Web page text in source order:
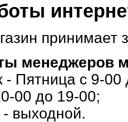
принимает
менеджеров
- Пятница с 9-00
00 до 19-00;
- выходной.